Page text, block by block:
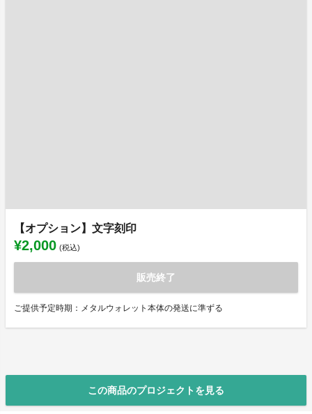
【オプション】文字刻印
¥2,000 (税込)
販売終了
ご提供予定時期：メタルウォレット本体の発送に準ずる
この商品のプロジェクトを見る